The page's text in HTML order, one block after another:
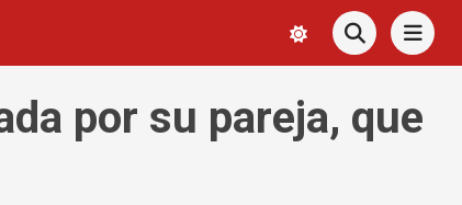
por su pareja, que